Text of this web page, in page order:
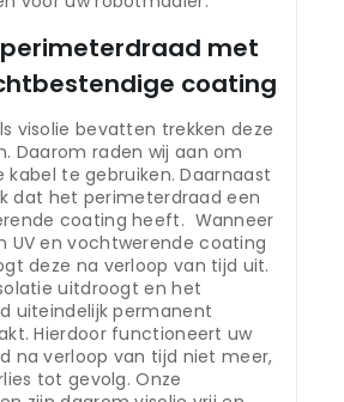
perimeterdraad met
coating
visolie bevatten trekken deze
Daarom raden wij aan om
kabel te gebruiken. Daarnaast
dat het perimeterdraad een
coating heeft. Wanneer
UV en vochtwerende coating
deze na verloop van tijd uit.
uitdroogt en het
uiteindelijk permanent
Hierdoor functioneert uw
na verloop van tijd niet meer,
tot gevolg. Onze